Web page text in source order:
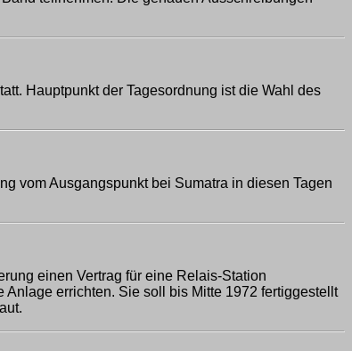
Hauptpunkt der Tagesordnung ist die Wahl des
vom Ausgangspunkt bei Sumatra in diesen Tagen
einen Vertrag für eine Relais-Station
errichten. Sie soll bis Mitte 1972 fertiggestellt